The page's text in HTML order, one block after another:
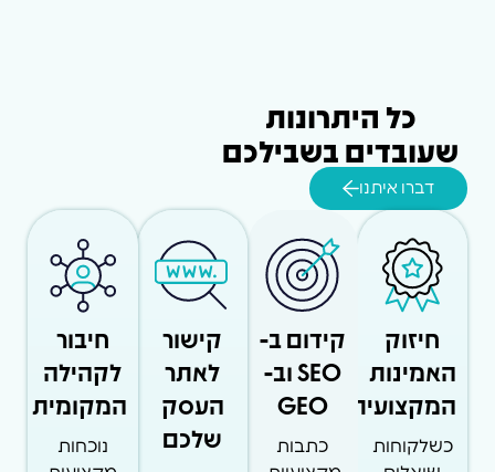
כל היתרונות
שעובדים בשבילכם
דברו איתנו
חיזוק
האמינות
המקצועית
כשלקוחות
קידום ב-
SEO וב-
GEO
כתבות
קישור
לאתר
העסק
שלכם
חיבור
לקהילה
המקומית
נוכחות